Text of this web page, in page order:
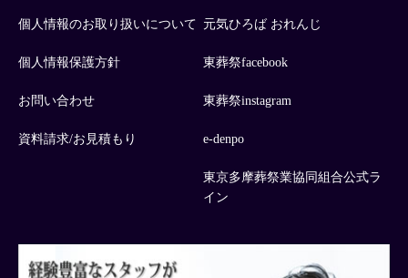
個人情報のお取り扱いについて
個人情報保護方針
お問い合わせ
資料請求/お見積もり
元気ひろば おれんじ
東葬祭facebook
東葬祭instagram
e-denpo
東京多摩葬祭業協同組合公式ラ
イン